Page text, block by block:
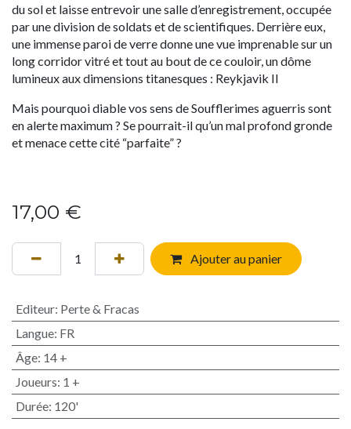
du sol et laisse entrevoir une salle d’enregistrement, occupée
par une division de soldats et de scientifiques. Derrière eux,
une immense paroi de verre donne une vue imprenable sur un
long corridor vitré et tout au bout de ce couloir, un dôme
lumineux aux dimensions titanesques : Reykjavik II
Mais pourquoi diable vos sens de Soufflerimes aguerris sont
en alerte maximum ? Se pourrait-il qu’un mal profond gronde
et menace cette cité “parfaite” ?
17,00 €
Ajouter au panier
Editeur: Perte & Fracas
Langue: FR
Âge: 14 +
Joueurs: 1 +
Durée: 120'